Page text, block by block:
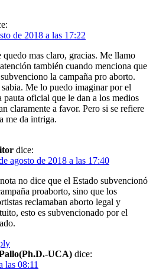
de 2018 a las 17:22
quedo mas claro, gracias. Me llamo
también cuando menciona que
la campaña pro aborto.
Me lo puedo imaginar por el
pauta oficial que le dan a los medios
claramente a favor. Pero si se refiere
me da intriga.
dice:
agosto de 2018 a las 17:40
no dice que el Estado subvencionó
proaborto, sino que los
reclamaban aborto legal y
esto es subvencionado por el
UCA) dice:
las 08:11